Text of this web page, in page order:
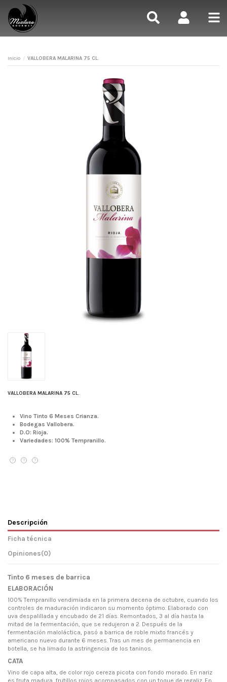
Inicio VALLOBERA MALARINA 75 CL.
VALLOBERA MALARINA 75 CL.
Vino Tinto 6 Meses Crianza.
Bodegas Vallobera.
D.O: Rioja.
Variedades: 100% Tempranillo.
Descripción
Ficha técnica
Opiniones(0)
Tinto 6 meses de barrica
ELABORACIÓN
100% Tempranillo vendimiada en la primera decena de octubre, cuando los
controles de maduración indicaron su momento óptimo. Elaborado con
uva despalillada y encubado de 21 días. Remontados, 3 al día hasta la
mitad de la fermentación, que se redujeron a 2. Después de la
fermentación maloláctica, pasó a barrica de roble mixto francés y
americano nuevo durante 6 meses. Tras un mes de permanencia en
botella, se ha limado la astringencia de los taninos.
CATA
Vino de capa alta, de color rojo cereza picota con fondo morado. En nariz